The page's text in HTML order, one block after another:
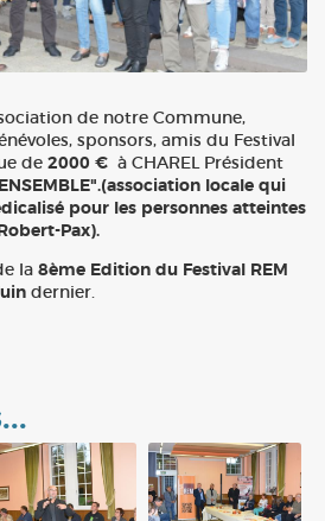
de notre Commune,
sponsors, amis du Festival
de 2000 € à CHAREL Président
locale qui
pour les personnes atteintes
Pax).
la 8ème Edition du Festival REM
dernier.